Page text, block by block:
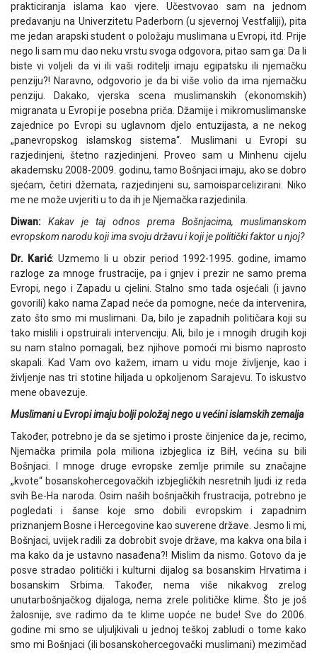
prakticiranja islama kao vjere. Učestvovao sam na jednom
predavanju na Univerzitetu Paderborn (u sjevernoj Vestfaliji), pita
me jedan arapski student o položaju muslimana u Evropi, itd. Prije
nego li sam mu dao neku vrstu svoga odgovora, pitao sam ga: Da li
biste vi voljeli da vi ili vaši roditelji imaju egipatsku ili njemačku
penziju?! Naravno, odgovorio je da bi više volio da ima njemačku
penziju. Dakako, vjerska scena muslimanskih (ekonomskih)
migranata u Evropi je posebna priča. Džamije i mikromuslimanske
zajednice po Evropi su uglavnom djelo entuzijasta, a ne nekog
„panevropskog islamskog sistema“. Muslimani u Evropi su
razjedinjeni, štetno razjedinjeni. Proveo sam u Minhenu cijelu
akademsku 2008-2009. godinu, tamo Bošnjaci imaju, ako se dobro
sjećam, četiri džemata, razjedinjeni su, samoisparcelizirani. Niko
me ne može uvjeriti u to da ih je Njemačka razjedinila.
Diwan:
Kakav je taj odnos prema Bošnjacima, muslimanskom
evropskom narodu koji ima svoju državu i koji je politički faktor u njoj?
Dr. Karić: Uzmemo li u obzir period 1992-1995. godine, imamo
razloge za mnoge frustracije, pa i gnjev i prezir ne samo prema
Evropi, nego i Zapadu u cjelini. Stalno smo tada osjećali (i javno
govorili) kako nama Zapad neće da pomogne, neće da intervenira,
zato što smo mi muslimani. Da, bilo je zapadnih političara koji su
tako mislili i opstruirali intervenciju. Ali, bilo je i mnogih drugih koji
su nam stalno pomagali, bez njihove pomoći mi bismo naprosto
skapali. Kad Vam ovo kažem, imam u vidu moje življenje, kao i
življenje nas tri stotine hiljada u opkoljenom Sarajevu. To iskustvo
mene obavezuje.
Muslimani u Evropi imaju bolji položaj nego u većini islamskih zemalja
Također, potrebno je da se sjetimo i proste činjenice da je, recimo,
Njemačka primila pola miliona izbjeglica iz BiH, većina su bili
Bošnjaci. I mnoge druge evropske zemlje primile su značajne
„kvote“ bosanskohercegovačkih izbjegličkih nesretnih ljudi iz reda
svih Be-Ha naroda. Osim naših bošnjačkih frustracija, potrebno je
pogledati i šanse koje smo dobili evropskim i zapadnim
priznanjem Bosne i Hercegovine kao suverene države. Jesmo li mi,
Bošnjaci, uvijek radili za dobrobit svoje države, ma kakva ona bila i
ma kako da je ustavno nasađena?! Mislim da nismo. Gotovo da je
posve stradao politički i kulturni dijalog sa bosanskim Hrvatima i
bosanskim Srbima. Također, nema više nikakvog zrelog
unutarbošnjačkog dijaloga, nema zrele političke klime. Što je još
žalosnije, sve radimo da te klime uopće ne bude! Sve do 2006.
godine mi smo se uljuljkivali u jednoj teškoj zabludi o tome kako
smo mi Bošnjaci (ili bosanskohercegovački muslimani) mezimčad